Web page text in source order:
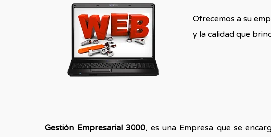
Ofrecemos a su
y la calidad que
Gestión Empresarial3000, es una Empresa que se